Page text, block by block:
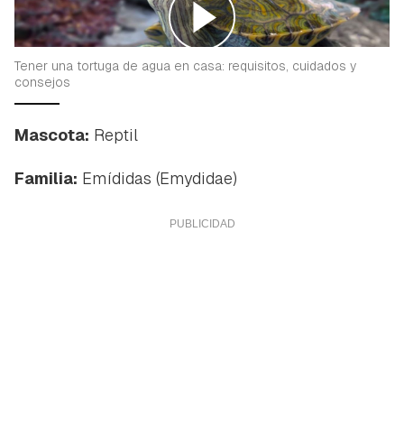
Tener una tortuga de agua en casa: requisitos, cuidados y
consejos
Mascota: Reptil
Familia: Emídidas (Emydidae)